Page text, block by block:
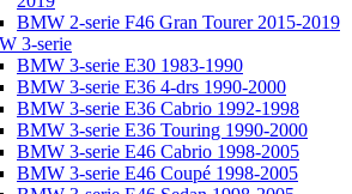
BMW 2-serie F46 Gran Tourer 2015-2019
3-serie
BMW 3-serie E30 1983-1990
BMW 3-serie E36 4-drs 1990-2000
BMW 3-serie E36 Cabrio 1992-1998
BMW 3-serie E36 Touring 1990-2000
BMW 3-serie E46 Cabrio 1998-2005
BMW 3-serie E46 Coupé 1998-2005